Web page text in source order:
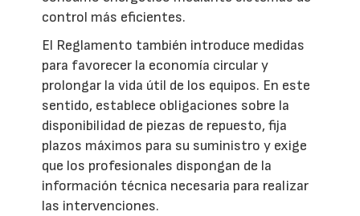
control más eficientes.
El Reglamento también introduce medidas
para favorecer la economía circular y
prolongar la vida útil de los equipos. En este
sentido, establece obligaciones sobre la
disponibilidad de piezas de repuesto, fija
plazos máximos para su suministro y exige
que los profesionales dispongan de la
información técnica necesaria para realizar
las intervenciones.